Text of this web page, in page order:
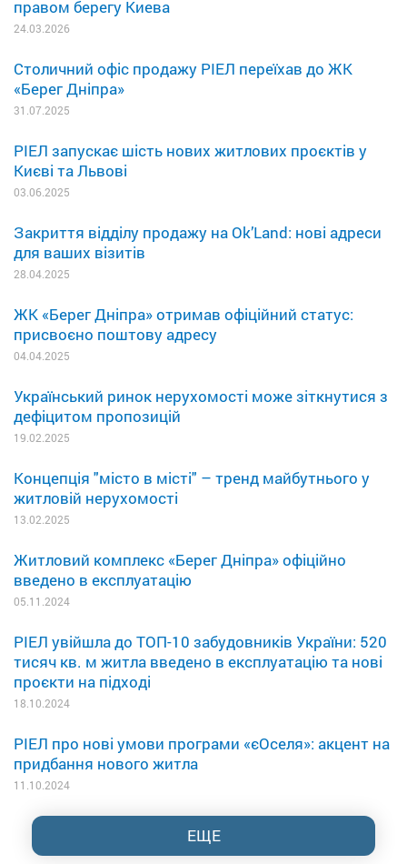
правом берегу Киева
24.03.2026
Столичний офіс продажу РІЕЛ переїхав до ЖК
«Берег Дніпра»
31.07.2025
РІЕЛ запускає шість нових житлових проєктів у
Києві та Львові
03.06.2025
Закриття відділу продажу на Ok’Land: нові адреси
для ваших візитів
28.04.2025
ЖК «Берег Дніпра» отримав офіційний статус:
присвоєно поштову адресу
04.04.2025
Український ринок нерухомості може зіткнутися з
дефіцитом пропозицій
19.02.2025
Концепція "місто в місті" – тренд майбутнього у
житловій нерухомості
13.02.2025
Житловий комплекс «Берег Дніпра» офіційно
введено в експлуатацію
05.11.2024
РІЕЛ увійшла до ТОП-10 забудовників України: 520
тисяч кв. м житла введено в експлуатацію та нові
проєкти на підході
18.10.2024
РІЕЛ про нові умови програми «єОселя»: акцент на
придбання нового житла
11.10.2024
ЕЩЕ